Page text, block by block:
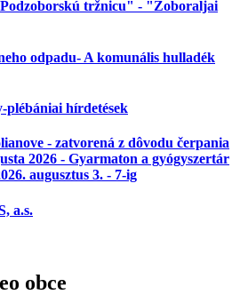
tržnicu" - "Zoboraljai
odpadu- A komunális hulladék
plébániai hírdetések
- zatvorená z dôvodu čerpania
2026 - Gyarmaton a gyógyszertár
augusztus 3. - 7-ig
a.s.
obce